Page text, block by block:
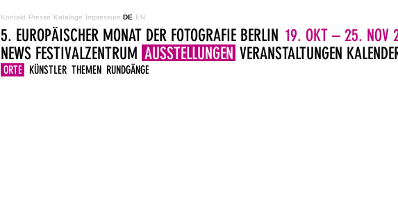
Kontakt Presse Kataloge Impressum DE EN
5. EUROPÄISCHER MONAT DER FOTOGRAFIE BERLIN 19. OKT – 25. NOV
NEWS FESTIVALZENTRUM AUSSTELLUNGEN
ORTE KÜNSTLER THEMEN RUNDGÄNGE
VERANSTALTUNGEN